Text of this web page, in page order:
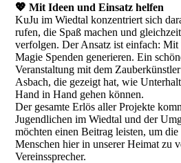
💖 Mit Ideen und Einsatz helfen
KuJu im Wiedtal konzentriert sich
rufen, die Spaß machen und
verfolgen. Der Ansatz ist einfach:
Magie Spenden generieren. Ein
Veranstaltung mit dem
Asbach, die gezeigt hat, wie
Hand in Hand gehen können.
Der gesamte Erlös aller Projekte
Jugendlichen im Wiedtal und der
möchten einen Beitrag leisten, um
Menschen hier in unserer Heimat zu
Vereinssprecher.